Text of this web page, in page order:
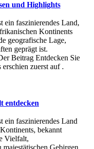
und Highlights
e‬in faszinierendes Land,
Kontinents
geografische Lage,
geprägt ist.
Beitrag Entdecken Sie
zuerst auf .
entdecken
e‬in faszinierendes Land
bekannt
Vielfalt,